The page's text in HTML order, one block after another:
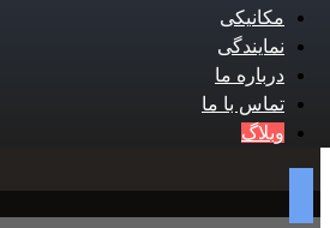
مکانیکی
نمایندگی
درباره ما
تماس با ما
وبلاگ